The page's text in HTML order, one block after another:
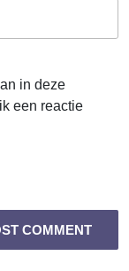
in deze
een reactie